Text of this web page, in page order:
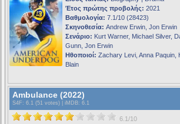
Έτος πρώτης προβολής: 2021
Βαθμολογία: 7.1/10 (28423)
Σκηνοθεσία: Andrew Erwin, Jon Erwin
Σενάριο: Kurt Warner, Michael Silver,
Gunn, Jon Erwin
Ηθοποιοί: Zachary Levi, Anna Paquin,
Blain
Ambulance (2022)
S4F : 6.1 (51 votes) | iMDB: 6.1
6.1/10